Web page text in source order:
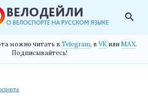
search
можно читать в Telegram, в VK илиMAX.
Подписывайтесь!